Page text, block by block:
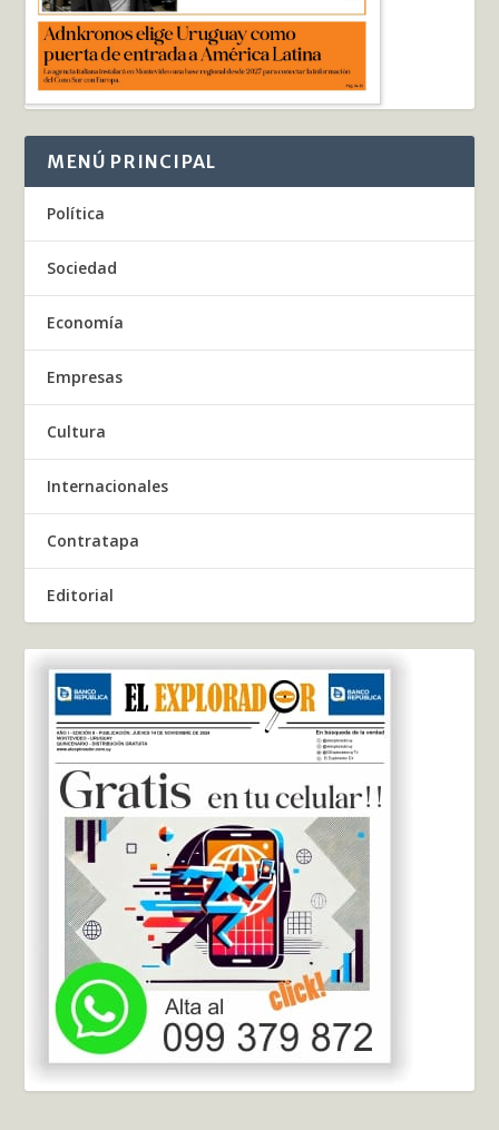
MENÚ PRINCIPAL
Política
Sociedad
Economía
Empresas
Cultura
Internacionales
Contratapa
Editorial